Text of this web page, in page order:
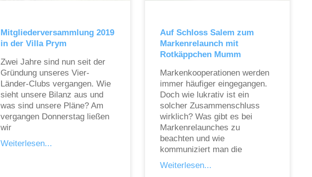
Mitgliederversammlung 2019
in der Villa Prym
Zwei Jahre sind nun seit der
Gründung unseres Vier-
Länder-Clubs vergangen. Wie
sieht unsere Bilanz aus und
was sind unsere Pläne? Am
vergangen Donnerstag ließen
wir
Weiterlesen...
Auf Schloss Salem zum
Markenrelaunch mit
Rotkäppchen Mumm
Markenkooperationen werden
immer häufiger eingegangen.
Doch wie lukrativ ist ein
solcher Zusammenschluss
wirklich? Was gibt es bei
Markenrelaunches zu
beachten und wie
kommuniziert man die
Weiterlesen...